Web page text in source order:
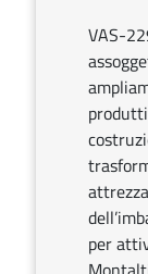
VAS-
per